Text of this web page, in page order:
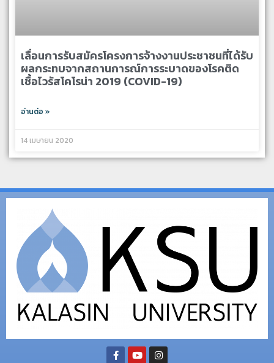
เลื่อนการรับสมัครโครงการจ้างงานประชาชนที่ได้รับ
ผลกระทบจากสถานการณ์การระบาดของโรคติด
เชื้อไวรัสโคโรน่า 2019 (COVID-19)
อ่านต่อ »
14 เมษายน 2020